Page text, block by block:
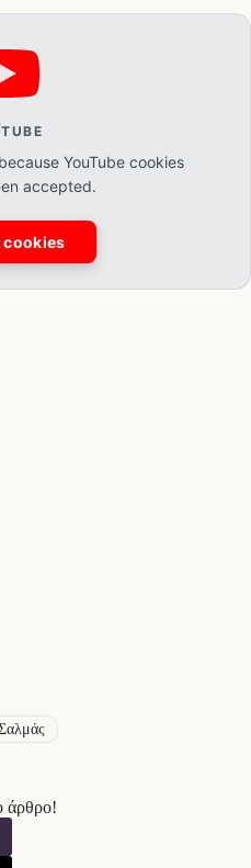
YouTube cookies
accepted.
cookies
άρθρο!